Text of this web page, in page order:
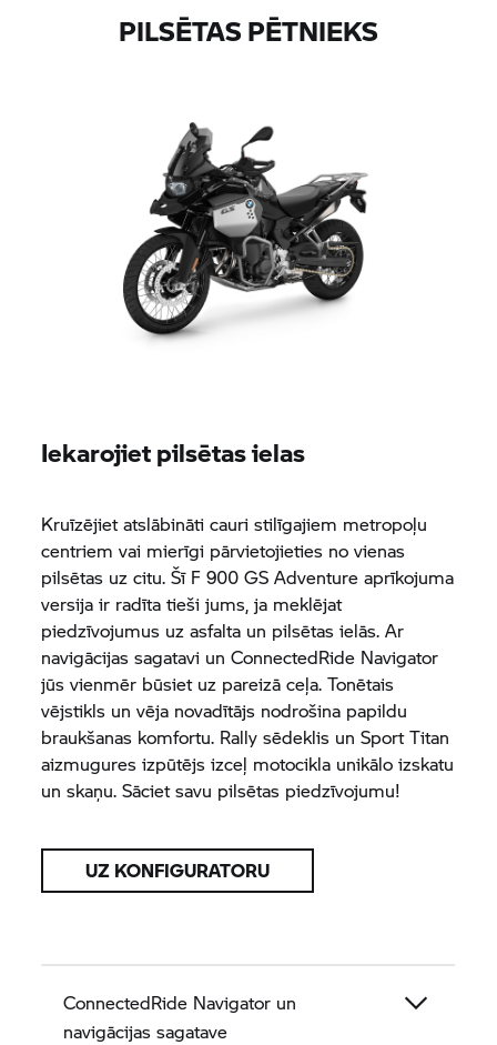
PILSĒTAS PĒTNIEKS
Iekarojiet pilsētas ielas
Kruīzējiet atslābināti cauri stilīgajiem metropoļu
centriem vai mierīgi pārvietojieties no vienas
pilsētas uz citu. Šī F 900 GS Adventure aprīkojuma
versija ir radīta tieši jums, ja meklējat
piedzīvojumus uz asfalta un pilsētas ielās. Ar
navigācijas sagatavi un ConnectedRide Navigator
jūs vienmēr būsiet uz pareizā ceļa. Tonētais
vējstikls un vēja novadītājs nodrošina papildu
braukšanas komfortu. Rally sēdeklis un Sport Titan
aizmugures izpūtējs izceļ motocikla unikālo izskatu
un skaņu. Sāciet savu pilsētas piedzīvojumu!
UZ KONFIGURATORU
ConnectedRide Navigator un
navigācijas sagatave